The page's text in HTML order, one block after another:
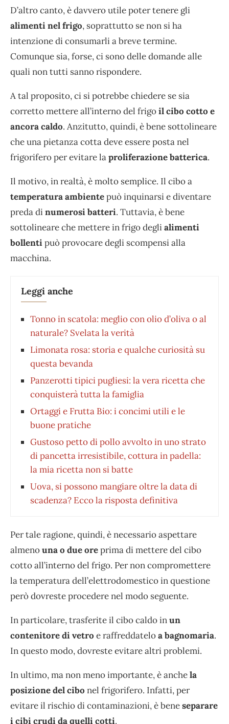
D’altro canto, è davvero utile poter tenere gli
alimenti nel frigo, soprattutto se non si ha
intenzione di consumarli a breve termine.
Comunque sia, forse, ci sono delle domande alle
quali non tutti sanno rispondere.
A tal proposito, ci si potrebbe chiedere se sia
corretto mettere all’interno del frigoil cibo cotto e
ancora caldo. Anzitutto, quindi, è bene sottolineare
che una pietanza cotta deve essere posta nel
frigorifero per evitare laproliferazione batterica.
Il motivo, in realtà, è molto semplice. Il cibo a
temperatura ambientepuò inquinarsi e diventare
preda dinumerosi batteri. Tuttavia, è bene
sottolineare che mettere in frigo deglialimenti
bollentipuò provocare degli scompensi alla
macchina.
Leggi anche
Tonno in scatola: meglio con olio d’oliva o al
naturale? Svelata la verità
Limonata rosa: storia e qualche curiosità su
questa bevanda
Panzerotti tipici pugliesi: la vera ricetta che
conquisterà tutta la famiglia
Ortaggi e Frutta Bio: i concimi utili e le
buone pratiche
Gustoso petto di pollo avvolto in uno strato
di pancetta irresistibile, cottura in padella:
la mia ricetta non si batte
Uova, si possono mangiare oltre la data di
scadenza? Ecco la risposta definitiva
Per tale ragione, quindi, è necessario aspettare
almenouna o due oreprima di mettere del cibo
cotto all’interno del frigo. Per non compromettere
la temperatura dell’elettrodomestico in questione
però dovreste procedere nel modo seguente.
In particolare, trasferite il cibo caldo inun
contenitore di vetro e raffreddateloa bagnomaria.
In questo modo, dovreste evitare altri problemi.
In ultimo, ma non meno importante, è anchela
posizione del cibo nel frigorifero. Infatti, per
evitare il rischio di contaminazioni, è beneseparare
i cibicrudi da quelli cotti.